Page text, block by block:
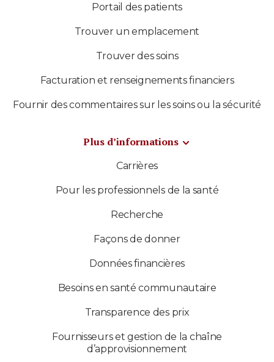
Portail des patients
Trouver un emplacement
Trouver des soins
Facturation et renseignements financiers
Fournir des commentaires sur les soins ou la sécurité
Plus d’informations
Carrières
Pour les professionnels de la santé
Recherche
Façons de donner
Données financières
Besoins en santé communautaire
Transparence des prix
Fournisseurs et gestion de la chaîne
d’approvisionnement